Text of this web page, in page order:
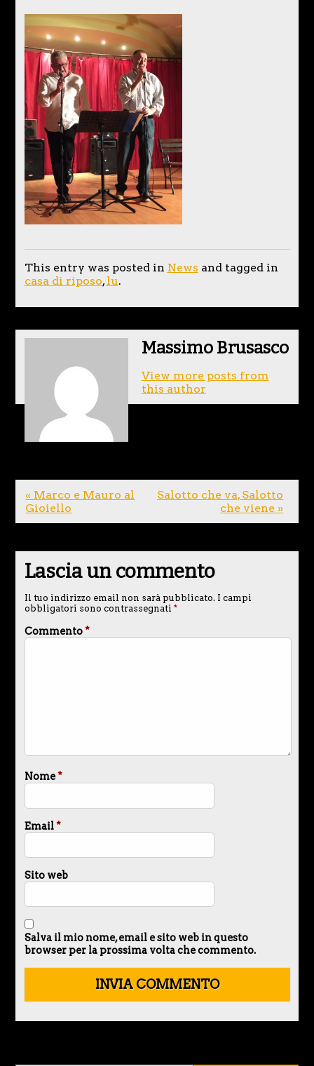
This entry was posted in News and tagged in
casa di riposo,lu.
Massimo Brusasco
View more posts from
this author
« Marco e Mauro al
Gioiello
Salotto che va, Salotto
che viene »
Lascia un commento
Il tuo indirizzo email non sarà pubblicato. I campi
obbligatori sono contrassegnati *
Commento*
Nome*
Email*
Sito web
Salva il mio nome, email e sito web in questo
browser per la prossima volta che commento.